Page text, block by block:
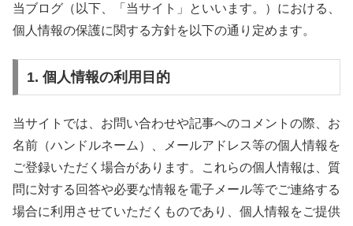
当ブログ（以下、「当サイト」といいます。）における、
個人情報の保護に関する方針を以下の通り定めます。
1. 個人情報の利用目的
当サイトでは、お問い合わせや記事へのコメントの際、お
名前（ハンドルネーム）、メールアドレス等の個人情報を
ご登録いただく場合があります。これらの個人情報は、質
問に対する回答や必要な情報を電子メール等でご連絡する
場合に利用させていただくものであり、個人情報をご提供